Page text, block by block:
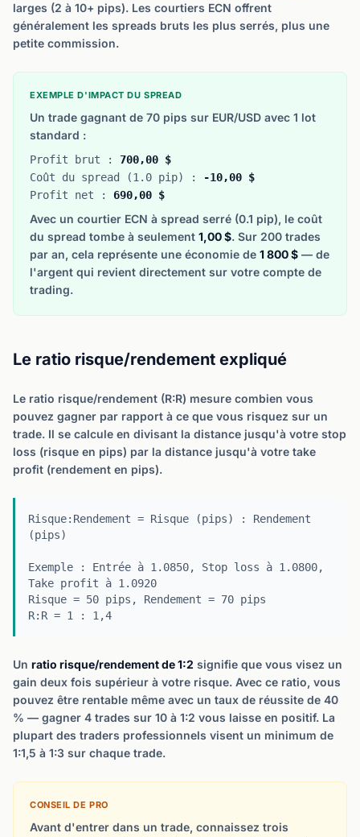
larges (2 à 10+ pips). Les courtiers ECN offrent
généralement les spreads bruts les plus serrés, plus une
petite commission.
EXEMPLE D'IMPACT DU SPREAD
Un trade gagnant de 70 pips sur EUR/USD avec 1 lot
standard :
Profit brut : 700,00 $
Coût du spread (1.0 pip) :
-10,00 $
Profit net : 690,00 $
Avec un courtier ECN à spread serré (0.1 pip), le coût
du spread tombe à seulement 1,00 $. Sur 200 trades
par an, cela représente une économie de 1 800 $ — de
l'argent qui revient directement sur votre compte de
trading.
Le ratio risque/rendement expliqué
Le ratio risque/rendement (R:R) mesure combien vous
pouvez gagner par rapport à ce que vous risquez sur un
trade. Il se calcule en divisant la distance jusqu'à votre stop
loss (risque en pips) par la distance jusqu'à votre take
profit (rendement en pips).
Risque:Rendement = Risque (pips) : Rendement
(pips)
Exemple : Entrée à 1.0850, Stop loss à 1.0800,
Take profit à 1.0920
Risque = 50 pips, Rendement = 70 pips
R:R = 1 : 1,4
Un ratio risque/rendement de 1:2 signifie que vous visez un
gain deux fois supérieur à votre risque. Avec ce ratio, vous
pouvez être rentable même avec un taux de réussite de 40
% — gagner 4 trades sur 10 à 1:2 vous laisse en positif. La
plupart des traders professionnels visent un minimum de
1:1,5 à 1:3 sur chaque trade.
CONSEIL DE PRO
Avant d'entrer dans un trade, connaissez trois